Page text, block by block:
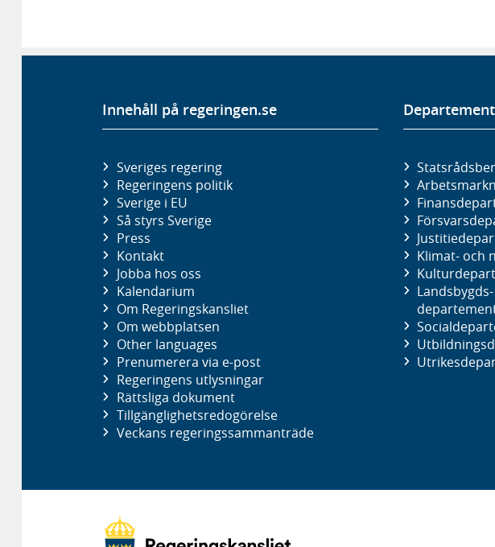
Innehåll på regeringen.se
Sveriges regering
Regeringens politik
Sverige i EU
Så styrs Sverige
Press
Kontakt
Jobba hos oss
Kalendarium
Om Regeringskansliet
Om webbplatsen
Other languages
Prenumerera via e-post
Regeringens utlysningar
Rättsliga dokument
Tillgänglighetsredogörelse
Veckans regeringssammanträde
Departement
Klimat- och